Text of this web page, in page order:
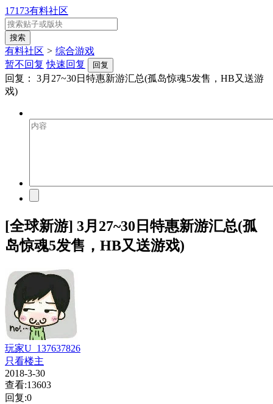
17173有料社区
有料社区 > 综合游戏
暂不回复 快速回复 回复
回复：
3月27~30日特惠新游汇总(孤岛惊魂5发售，HB又送游
戏)
[全球新游] 3月27~30日特惠新游汇总(孤
岛惊魂5发售，HB又送游戏)
玩家U_137637826
只看楼主
2018-3-30
查看:13603
回复:0